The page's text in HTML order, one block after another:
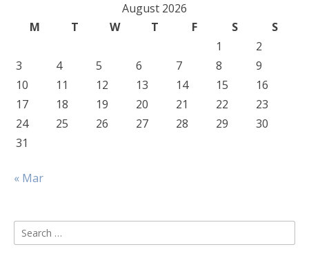
August 2026
M
T W T F S
S
1
2
3
4 5 6 7 8
9
10
11 12 13 14 15
16
17
18 19 20 21 22
23
24
25 26 27 28 29
30
31
« Mar
Search
for: